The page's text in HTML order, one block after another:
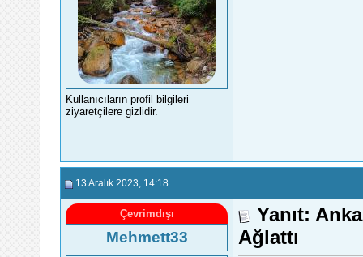
Kullanıcıların profil bilgileri
ziyaretçilere gizlidir.
13 Aralık 2023 , 14:18
Çevrimdışı
Mehmett33
Yanıt:
Ağlattı